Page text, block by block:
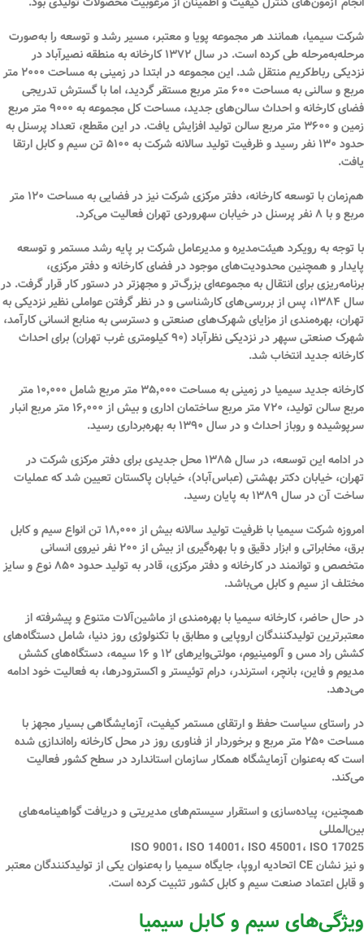
شرکت سیمیا، همانند هر مجموعه پویا و معتبر، مسیر رشد و توسعه را به‌صورت
مرحله‌به‌مرحله طی کرده است. در سال۱۳۷۲کارخانه به منطقهنصیرآباددر
نزدیکی رباط‌کریم منتقل شد. این مجموعه در ابتدا در زمینی به مساحت
۲۰۰۰ متر
مربعو سالنی به مساحت ۶۰۰ متر مربع
مستقر گردید، اما با گسترش تدریجی
فضای کارخانه و احداث سالن‌های جدید، مساحت کل مجموعه به
۹۰۰۰ متر مربع
زمینو ۳۶۰۰ متر مربع سالن تولید
افزایش یافت. در این مقطع، تعداد پرسنل به
حدود ۱۳۰ نفر رسید و ظرفیت تولید سالانه شرکت به ۵۱۰۰ تن سیم و کابل
ارتقا
یافت.
هم‌زمان با توسعه کارخانه، دفتر مرکزی شرکت نیز در فضایی به مساحت
۱۲۰ متر
مربعو با۸ نفر پرسنل
در خیابان سهروردی تهران فعالیت می‌کرد.
با توجه به رویکرد هیئت‌مدیره و مدیرعامل شرکت بر پایهرشد مستمر و توسعه
پایدارو همچنین محدودیت‌های موجود در فضای کارخانه و دفتر مرکزی،
برنامه‌ریزی برای انتقال به مجموعه‌ای بزرگ‌تر و مجهزتر در دستور کار قرار گرفت. در
سال ۱۳۸۴، پس از بررسی‌های کارشناسی و در نظر گرفتن عواملی نظیر نزدیکی به
تهران، بهره‌مندی از مزایای شهرک‌های صنعتی و دسترسی به منابع انسانی کارآمد،
شهرک صنعتی سپهر
در نزدیکی نظرآباد (۹۰ کیلومتری غرب تهران) برای احداث
کارخانه جدید انتخاب شد.
کارخانه جدید سیمیا در زمینی به مساحت ۳۵٬۰۰۰ متر مربع شامل
۱۰٬۰۰۰ متر
مربع سالن تولید، ۷۲۰ متر مربع ساختمان اداری و بیش از
۱۶٬۰۰۰ متر مربع انبار
سرپوشیده و روبازاحداث و در سال ۱۳۹۰ به بهره‌برداری رسید.
در ادامه این توسعه، در سال۱۳۸۵ محل جدیدی برای دفتر مرکزی شرکت در
تهران، خیابان دکتر بهشتی (عباس‌آباد)، خیابان پاکستان تعیین شد که عملیات
ساخت آن در سال ۱۳۸۹ به پایان رسید.
امروزه شرکت سیمیا باظرفیت تولید سالانه بیش از ۱۸٬۰۰۰ تن
انواع سیم و کابل
برق، مخابراتی و ابزار دقیق و با بهره‌گیری از
بیش از ۲۰۰ نفر نیروی انسانی
متخصص و توانمنددر کارخانه و دفتر مرکزی، قادر به تولید حدود ۸۵۰ نوع و سایز
مختلف از سیم و کابل می‌باشد.
در حال حاضر، کارخانه سیمیا با بهره‌مندی ازماشین‌آلات متنوع و پیشرفتهاز
معتبرترین تولیدکنندگان اروپایی و مطابق با تکنولوژی روز دنیا، شامل دستگاه‌های
کشش راد مس و آلومینیوم، مولتی‌وایرهای ۱۲ و ۱۶ سیمه، دستگاه‌های کشش
مدیوم و فاین، بانچر، استرندر، درام توئیستر و اکسترودرها، به فعالیت خود ادامه
می‌دهد.
در راستای سیاست حفظ و ارتقای مستمر کیفیت، آزمایشگاهی بسیار مجهز با
مساحت ۲۵۰ متر مربع
و برخوردار از فناوری روز در محل کارخانه راه‌اندازی شده
است که به‌عنوانآزمایشگاه همکار سازمان استاندارددر سطح کشور فعالیت
می‌کند.
همچنین، پیاده‌سازی و استقرار سیستم‌های مدیریتی و دریافت گواهینامه‌های
بین‌المللی
ISO 9001، ISO 14001، ISO 45001، ISO 17025
و نیزنشان CE اتحادیه اروپا
، جایگاه سیمیا را به‌عنوان یکی از تولیدکنندگان معتبر
و قابل اعتماد صنعت سیم و کابل کشور تثبیت کرده است.
ویژگی‌های سیم و کابل سیمیا